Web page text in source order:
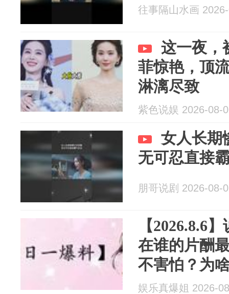
往事隔山水画
这一夜，
菲惊艳，顶
淋漓尽致
紫色说娱 2026-08-
女人长期
无可忍直接
朋哥说剧 2026-08-
【2026.8.6
在谁的片酬
不害怕？为
步惊心》？
娱乐真爆姐 2026-